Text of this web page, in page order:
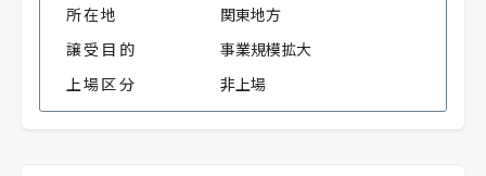
所在地
関東地方
譲受目的
事業規模拡大
上場区分
非上場